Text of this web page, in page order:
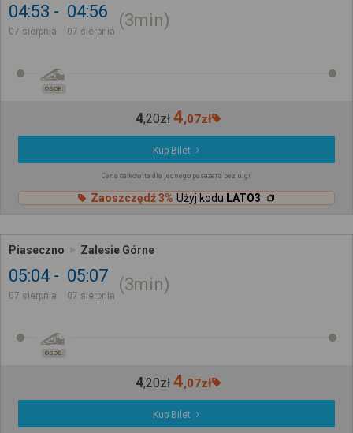
04:53
07 sierpnia
04:56
07 sierpnia
3min
OSOB.
4,20zł 4,07zł
Kup Bilet
Cena całkowita dla jednego pasażera bez ulgi
Zaoszczędź 3% Użyj kodu LATO3
Piaseczno Zalesie Górne
05:04
07 sierpnia
05:07
07 sierpnia
3min
OSOB.
4,20zł 4,07zł
Kup Bilet